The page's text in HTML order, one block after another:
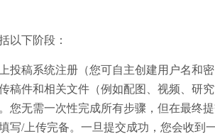
以下阶段：
投稿系统注册（您可自主创建用户名和密
稿件和相关文件（例如配图、视频、研
您无需一次性完成所有步骤，但在最终
写/上传完备。一旦提交成功，您会收到